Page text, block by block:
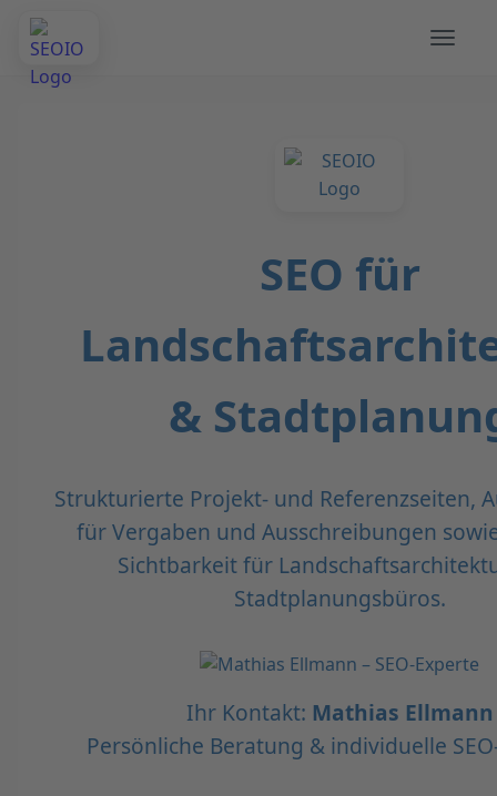
SEO für
&
Strukturierte Projekt- und Referenzseiten,
für Vergaben und Ausschreibungen
Sichtbarkeit für
Stadtplanungsbüros.
Ihr Kontakt: Mathias Ellmann
Persönliche Beratung & individuelle